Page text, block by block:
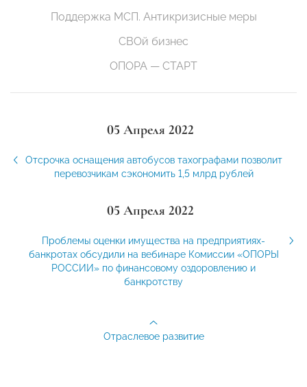
Поддержка МСП. Антикризисные меры
СВОй бизнес
ОПОРА — СТАРТ
05 Апреля 2022
Отсрочка оснащения автобусов тахографами позволит
перевозчикам сэкономить 1,5 млрд рублей
05 Апреля 2022
Проблемы оценки имущества на предприятиях-
банкротах обсудили на вебинаре Комиссии «ОПОРЫ
РОССИИ» по финансовому оздоровлению и
банкротству
Отраслевое развитие